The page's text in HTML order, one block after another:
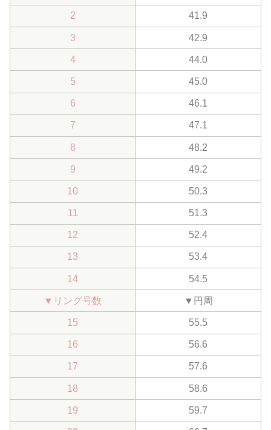
2 41.9
3 42.9
4 44.0
5 45.0
6 46.1
7 47.1
8 48.2
9 49.2
10 50.3
11 51.3
12 52.4
13 53.4
14 54.5
▼ リング号数 ▼ 円周
15 55.5
16 56.6
17 57.6
18 58.6
19 59.7